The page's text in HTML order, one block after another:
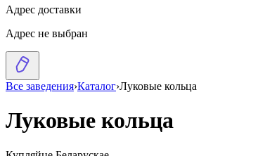
Адрес доставки
Адрес не выбран
Все заведения›Каталог›Луковые кольца
Луковые кольца